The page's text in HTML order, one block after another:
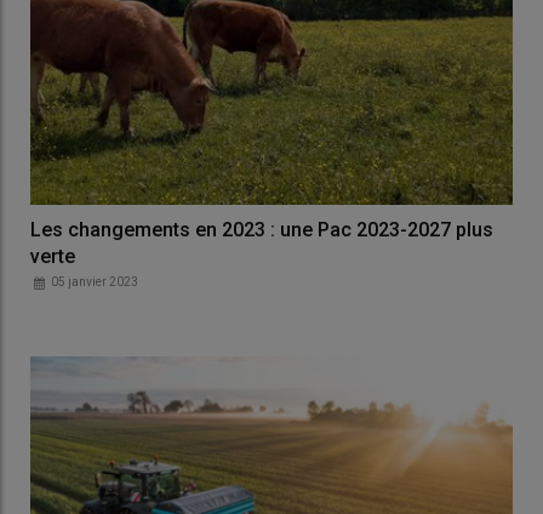
Les changements en 2023 : une Pac 2023-2027 plus
verte
05 janvier 2023